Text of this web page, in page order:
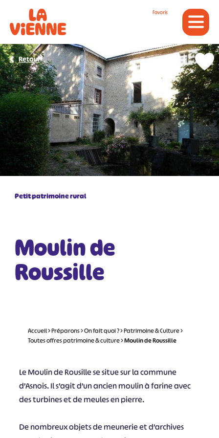
Favoris
Petit patrimoine rural
Moulin de
Roussille
Retour
Accueil>Préparons>On fait quoi ?>Patrimoine & Culture>
Toutes offres patrimoine & culture>Moulin de Roussille
Le Moulin de Rousille se situe sur la commune
d’Asnois. Il s’agit d’un ancien moulin à farine avec
des turbines et de meules en pierre.
De nombreux objets de meunerie et d’archives